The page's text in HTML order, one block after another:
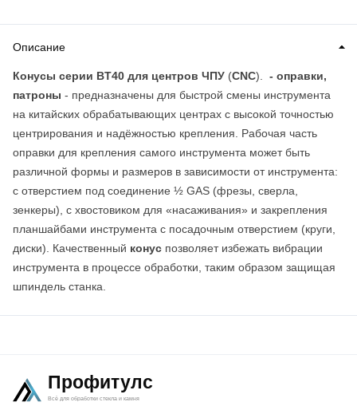
Описание
Конусы серии BT40 для центров ЧПУ (CNC). - оправки,
патроны - предназначены для быстрой смены инструмента
на китайских обрабатывающих центрах с высокой точностью
центрирования и надёжностью крепления. Рабочая часть
оправки для крепления самого инструмента может быть
различной формы и размеров в зависимости от инструмента:
с отверстием под соединение ½ GAS (фрезы, сверла,
зенкеры), с хвостовиком для «насаживания» и закрепления
планшайбами инструмента с посадочным отверстием (круги,
диски). Качественный конус позволяет избежать вибрации
инструмента в процессе обработки, таким образом защищая
шпиндель станка.
Профитулс
Всё для обработки стекла и камня